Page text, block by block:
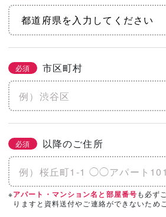
必須 市区町村
必須 以降のご住所
※アパート・マンション名と部屋番号も必ず
りますと資料送付やご連絡ができないため